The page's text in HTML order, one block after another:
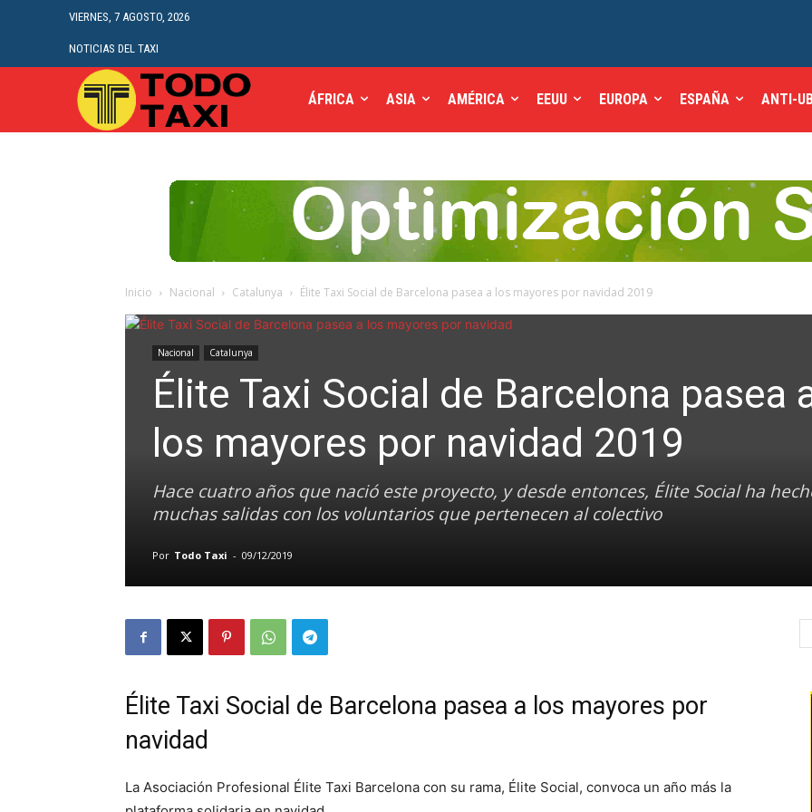
VIERNES, 7 AGOSTO, 2026
NOTICIAS DEL TAXI
ÁFRICA ASIA AMÉRICA EEUU EUROPA ESPAÑA ANTI-
Inicio Nacional Catalunya Élite Taxi Social de Barcelona pasea a los mayores por navidad 2019
Nacional Catalunya
Élite Taxi Social de Barcelona pasea
los mayores por navidad 2019
Hace cuatro años que nació este proyecto, y desde entonces, Élite Social ha
muchas salidas con los voluntarios que pertenecen al colectivo
Por Todo Taxi - 09/12/2019
Élite Taxi Social de Barcelona pasea a los mayores por
navidad
La Asociación Profesional Élite Taxi Barcelona con su rama, Élite Social, convoca un año más la